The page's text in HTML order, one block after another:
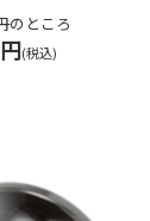
のところ
(税込)